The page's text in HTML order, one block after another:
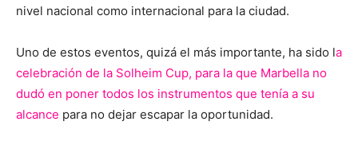
nivel nacional como internacional para la ciudad.
Uno de estos eventos, quizá el más importante, ha sido la
celebración de la Solheim Cup, para la que Marbella no
dudó en poner todos los instrumentos que tenía a su
alcance para no dejar escapar la oportunidad.